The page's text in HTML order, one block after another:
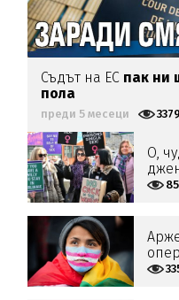
Съдът на ЕС пак ни
пола
преди 5 месеци 3379
О,
на